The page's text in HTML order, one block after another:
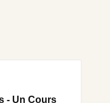
- Un Cours